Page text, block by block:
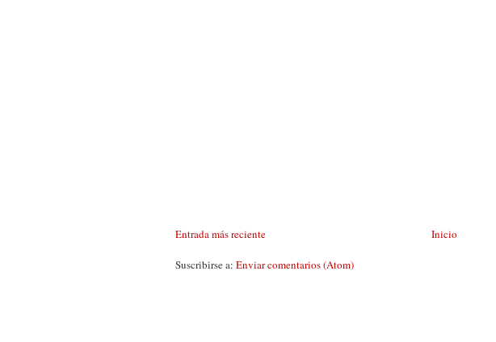
Entrada más reciente Inicio
Suscribirse a: Enviar comentarios (Atom)